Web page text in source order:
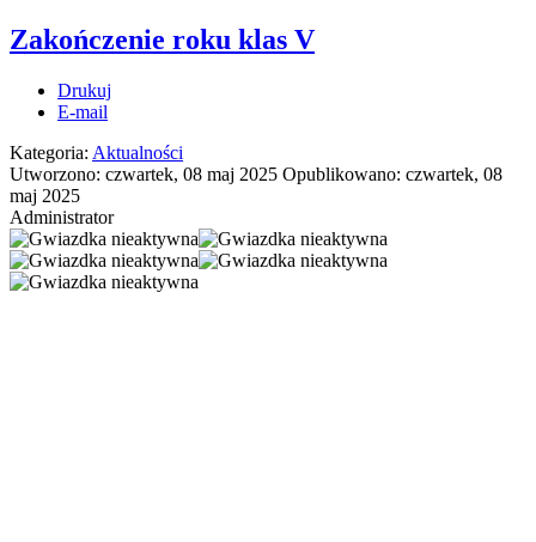
Zakończenie roku klas V
Drukuj
E-mail
Kategoria: Aktualności
Utworzono: czwartek, 08 maj 2025 Opublikowano: czwartek, 08
maj 2025
Administrator